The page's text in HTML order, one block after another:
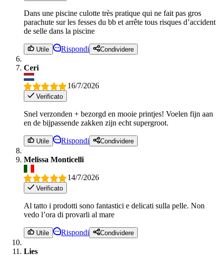
Dans une piscine culotte très pratique qui ne fait pas gros
parachute sur les fesses du bb et arrête tous risques d’accident
de selle dans la piscine
Utile Rispondi Condividere
Ceri
16/7/2026
Verificato
Snel verzonden + bezorgd en mooie printjes! Voelen fijn aan
en de bijpassende zakken zijn echt supergroot.
Utile Rispondi Condividere
Melissa Monticelli
14/7/2026
Verificato
Al tatto i prodotti sono fantastici e delicati sulla pelle. Non
vedo l’ora di provarli al mare
Utile Rispondi Condividere
Lies